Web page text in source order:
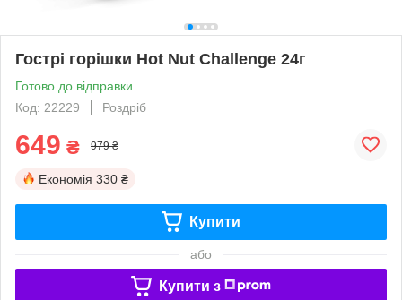
Гострі горішки Hot Nut Challenge 24г
Готово до відправки
Код: 22229
Роздріб
649 ₴ 979 ₴
Економія 330 ₴
Купити
або
Купити з